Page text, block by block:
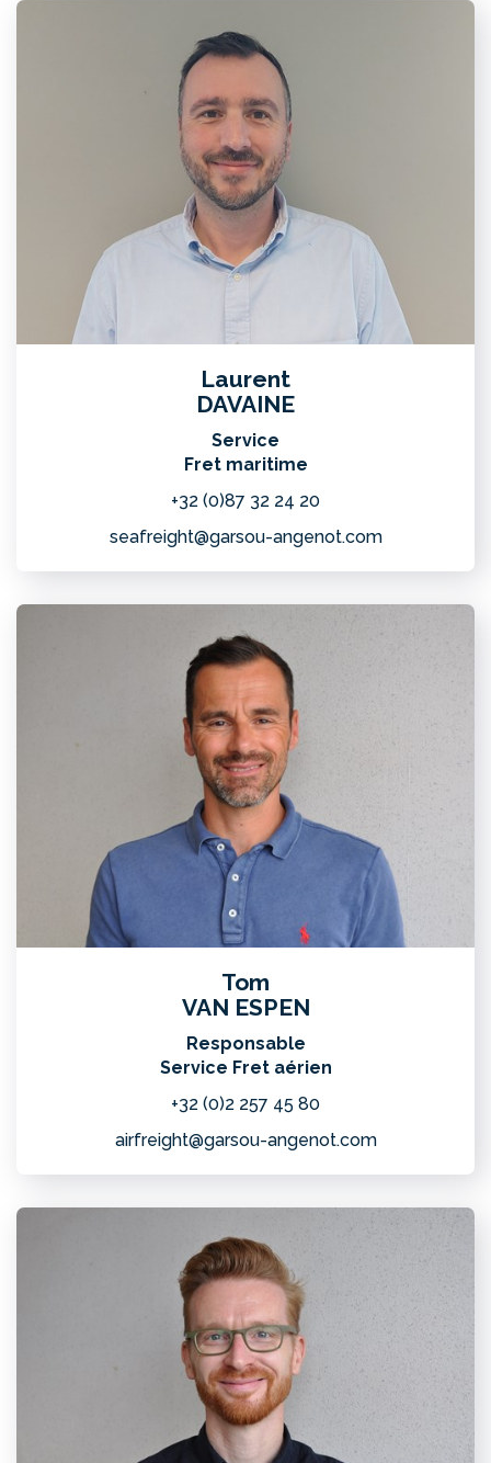
Laurent
DAVAINE
Service
Fret maritime
+32 (0)87 32 24 20
seafreight@garsou-angenot.com
Tom
VAN ESPEN
Responsable
Service Fret aérien
+32 (0)2 257 45 80
airfreight@garsou-angenot.com